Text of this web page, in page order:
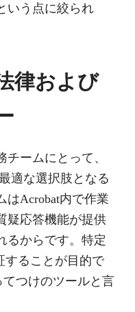
いう点に絞られ
律および
ームにとって、
適な選択肢となる
はAcrobat内で作業
疑応答機能が提供
るからです。特定
することが目的で
てつけのツールと言